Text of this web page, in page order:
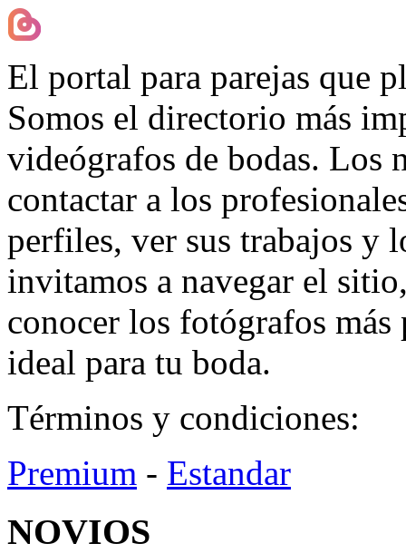
El portal para parejas que
Somos el directorio más
videógrafos de bodas. Los
contactar a los
perfiles, ver sus trabajos y
invitamos a navegar el
conocer los fotógrafos
ideal para tu boda.
Términos y condiciones:
Premium - Estandar
NOVIOS